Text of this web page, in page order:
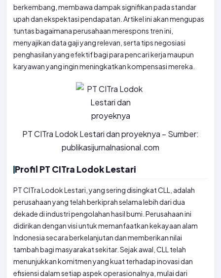
berkembang, membawa dampak signifikan pada standar
upah dan ekspektasi pendapatan. Artikel ini akan mengupas
tuntas bagaimana perusahaan merespons tren ini,
menyajikan data gaji yang relevan, serta tips negosiasi
penghasilan yang efektif bagi para pencari kerja maupun
karyawan yang ingin meningkatkan kompensasi mereka.
PT CITra Lodok Lestari dan proyeknya – Sumber:
publikasijurnalnasional.com
Profil PT CITra Lodok Lestari
PT CITra Lodok Lestari, yang sering disingkat CLL, adalah
perusahaan yang telah berkiprah selama lebih dari dua
dekade di industri pengolahan hasil bumi. Perusahaan ini
didirikan dengan visi untuk memanfaatkan kekayaan alam
Indonesia secara berkelanjutan dan memberikan nilai
tambah bagi masyarakat sekitar. Sejak awal, CLL telah
menunjukkan komitmen yang kuat terhadap inovasi dan
efisiensi dalam setiap aspek operasionalnya, mulai dari